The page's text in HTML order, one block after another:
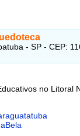
- SP - CEP:
no Litoral